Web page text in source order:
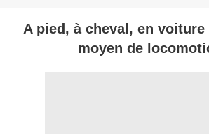
A pied, à cheval, en
moyen de